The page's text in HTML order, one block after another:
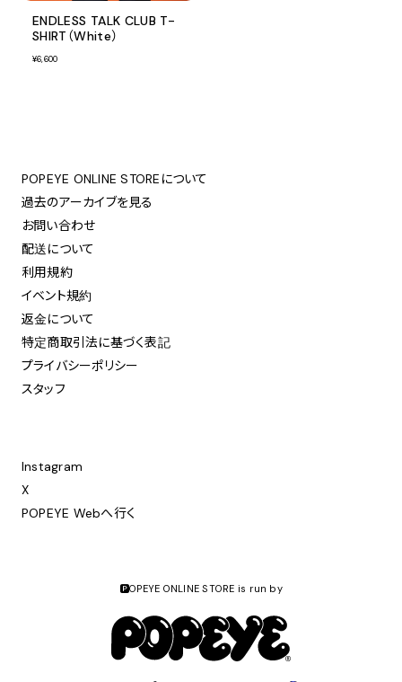
ENDLESS TALK CLUB T-
SHIRT（White）
¥6,600
POPEYE ONLINE STOREについて
過去のアーカイブを見る
お問い合わせ
配送について
利用規約
イベント規約
返金について
特定商取引法に基づく表記
プライバシーポリシー
スタッフ
Instagram
X
POPEYE Webへ行く
🅿️OPEYE ONLINE STORE is run by